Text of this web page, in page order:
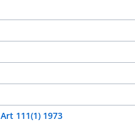
111(1) 1973